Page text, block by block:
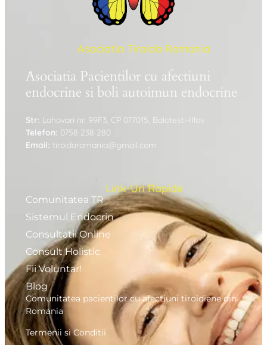
Asociatia Tiroida Romania
Asociatia Pacientilor cu afectiuni
endocrine si boli autoimun endocrine
Str: Lahovari nr. 99F3, CP 077015, Balotesti-Ilfov
Telefon: 0758 238 280
Email: tiroidaromania@gmail.com
Link-Uri Rapide
Comunitatea TR
Sistemul Endocrin
Consultatii Online
Consult Holistic
Fii Voluntar!
Blog
Comunitatea pacientilor cu afectiuni tiroidiene din
Romania
Termenii si Conditii